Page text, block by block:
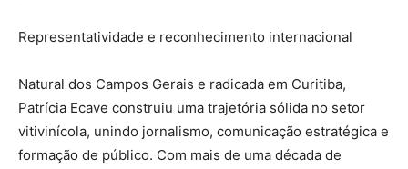
Representatividade e reconhecimento internacional
Natural dos Campos Gerais e radicada em Curitiba,
Patrícia Ecave construiu uma trajetória sólida no setor
vitivinícola, unindo jornalismo, comunicação estratégica e
formação de público. Com mais de uma década de